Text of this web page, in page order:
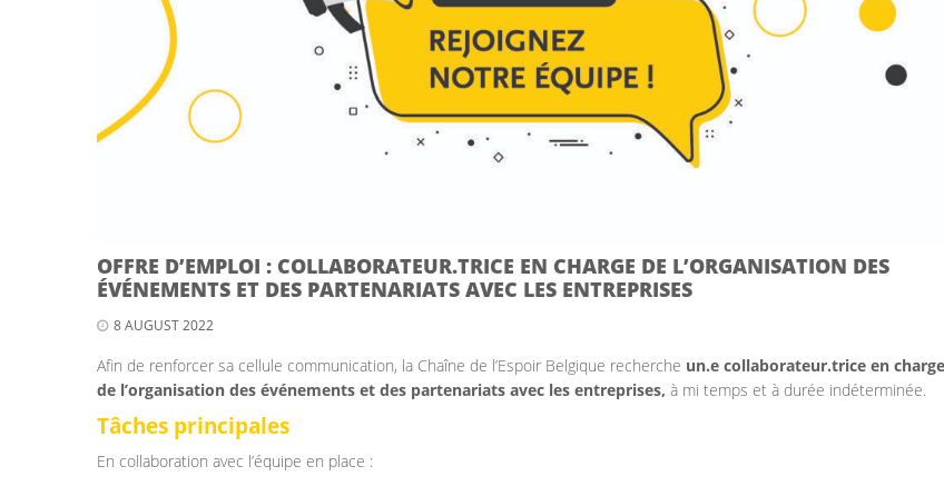
OFFRE D’EMPLOI : COLLABORATEUR.TRICE EN CHARGE DE L’ORGANISATION DES
ÉVÉNEMENTS ET DES PARTENARIATS AVEC LES ENTREPRISES
8 AUGUST 2022
Afin de renforcer sa cellule communication, la Chaîne de l’Espoir Belgique recherche un.e collaborateur.trice en charge
de l’organisation des événements et des partenariats avec les entreprises, à mi temps et à durée indéterminée.
Tâches principales
En collaboration avec l’équipe en place :